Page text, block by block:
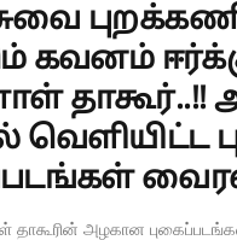
கவனம்
வெளியிட்ட
தாகூரின் அழகான